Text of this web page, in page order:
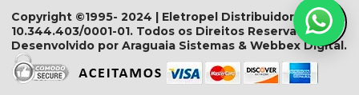
Copyright ©1995- 2024 | Eletropel Distribuidora - CNPJ:
10.344.403/0001-01. Todos os Direitos Reservados.
Desenvolvido por Araguaia Sistemas & Webbex Digital.